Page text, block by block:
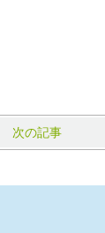
次の記事